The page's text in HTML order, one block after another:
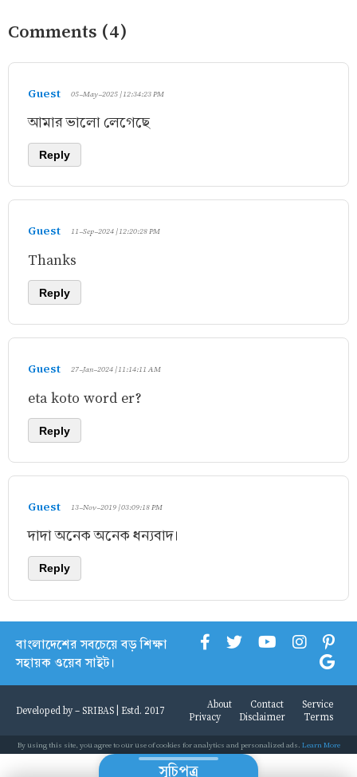
Comments (4)
Guest 05-May-2025 | 12:34:23 PM
আমার ভালো লেগেছে
Reply
Guest 11-Sep-2024 | 12:20:28 PM
Thanks
Reply
Guest 27-Jan-2024 | 11:14:11 AM
eta koto word er?
Reply
Guest 13-Nov-2019 | 03:09:18 PM
দাদা অনেক অনেক ধন্যবাদ।
Reply
সূচিপত্র
বাংলাদেশের সবচেয়ে বড় শিক্ষা
সহায়ক ওয়েব সাইট।
Developed by - SRIBAS | Estd. 2017 About Contact
Service
Privacy
Disclaimer Terms
By using this site, you agree to our use of cookies for analytics and personalized ads. Learn More